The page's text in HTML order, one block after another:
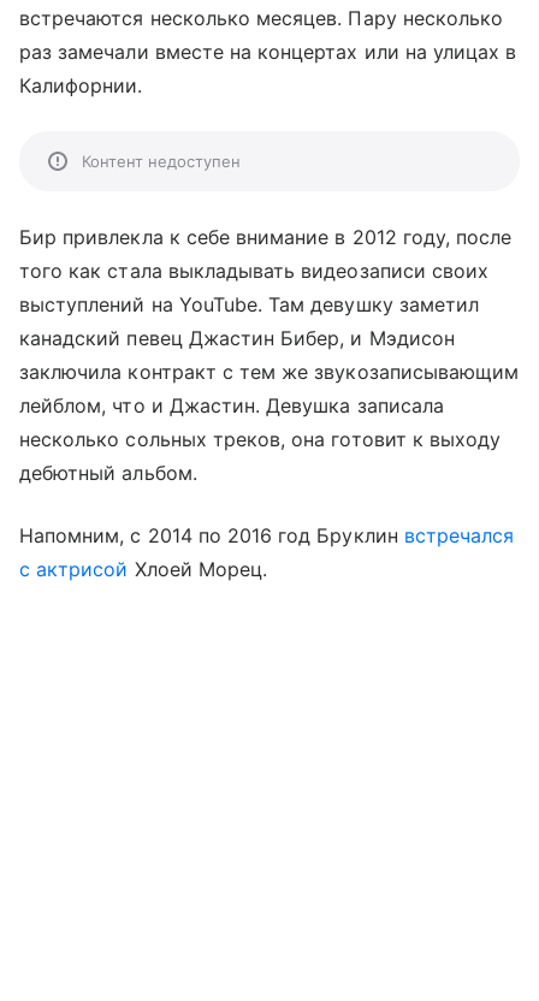
встречаются несколько месяцев. Пару несколько
раз замечали вместе на концертах или на улицах в
Калифорнии.
Контент недоступен
Бир привлекла к себе внимание в 2012 году, после
того как стала выкладывать видеозаписи своих
выступлений на YouTube. Там девушку заметил
канадский певец Джастин Бибер, и Мэдисон
заключила контракт с тем же звукозаписывающим
лейблом, что и Джастин. Девушка записала
несколько сольных треков, она готовит к выходу
дебютный альбом.
Напомним, с 2014 по 2016 год Бруклин встречался
с актрисой Хлоей Морец.